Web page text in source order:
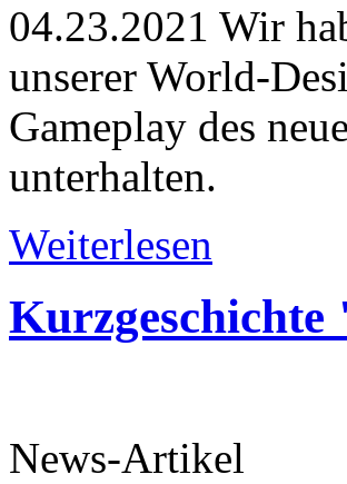
04.23.2021 Wir
unserer World-
Gameplay des
unterhalten.
Weiterlesen
Kurzgeschichte
News-Artikel